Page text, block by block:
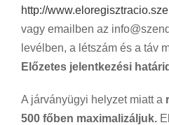
http://
vagy emailben az
levélben, a létszám és a táv
Előzetes jelentkezési
A járványügyi helyzet miatt a
500 főben maximalizáljuk.